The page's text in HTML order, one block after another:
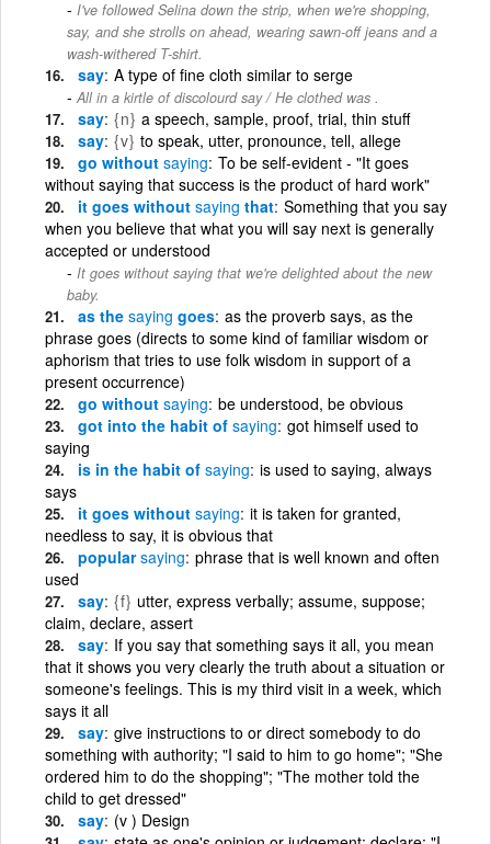
I've followed Selina down the strip, when we're shopping,
say, and she strolls on ahead, wearing sawn-off jeans and a
wash-withered T-shirt.
say A type of fine cloth similar to serge
All in a kirtle of discolourd say / He clothed was .
say {n} a speech, sample, proof, trial, thin stuff
say {v} to speak, utter, pronounce, tell, allege
go without saying To be self-evident - "It goes
without saying that success is the product of hard work"
it goes without saying that Something that you say
when you believe that what you will say next is generally
accepted or understood
It goes without saying that we're delighted about the new
baby.
as the saying goes as the proverb says, as the
phrase goes (directs to some kind of familiar wisdom or
aphorism that tries to use folk wisdom in support of a
present occurrence)
go without saying be understood, be obvious
got into the habit of saying got himself used to
saying
is in the habit of saying is used to saying, always
says
it goes without saying it is taken for granted,
needless to say, it is obvious that
popularsaying phrase that is well known and often
used
say {f} utter, express verbally; assume, suppose;
claim, declare, assert
say If you say that something says it all, you mean
that it shows you very clearly the truth about a situation or
someone's feelings. This is my third visit in a week, which
says it all
say give instructions to or direct somebody to do
something with authority; "I said to him to go home"; "She
ordered him to do the shopping"; "The mother told the
child to get dressed"
say (v ) Design